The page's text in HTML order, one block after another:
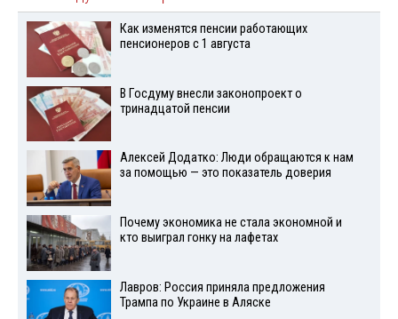
Как изменятся пенсии работающих
пенсионеров с 1 августа
В Госдуму внесли законопроект о
тринадцатой пенсии
Алексей Додатко: Люди обращаются к нам
за помощью — это показатель доверия
Почему экономика не стала экономной и
кто выиграл гонку на лафетах
Лавров: Россия приняла предложения
Трампа по Украине в Аляске